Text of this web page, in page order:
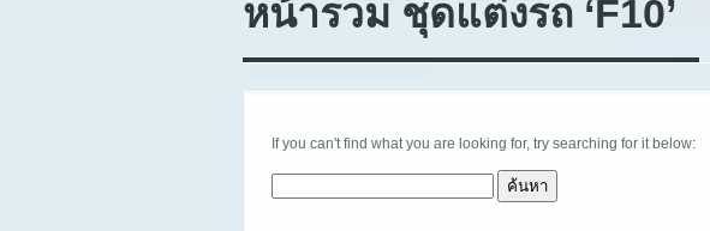
หน้ารวม ชุดแต่งรถ ‘F10’
If you can't find what you are looking for, try searching for it below: